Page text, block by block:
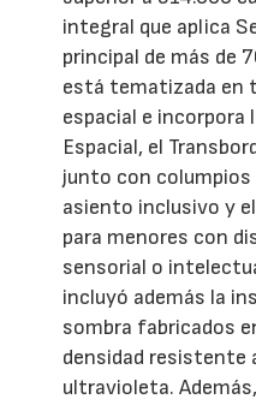
integral que aplica
principal de más de
está tematizada en
espacial e incorpora
Espacial, el
junto con
asiento inclusivo y
para menores con
sensorial o
incluyó además la
sombra fabricados
densidad resistente
ultravioleta.